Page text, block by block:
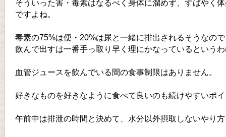
そういった害・毒素はなるべく身体に溜めず、すばやく
ですよね。
毒素の75%は便・20%は尿と一緒に排出されるそうなの
飲んで出すは一番手っ取り早く理にかなっているという
血管ジュースを飲んでいる間の食事制限はありません。
好きなものを好きなように食べて良いのも続けやすいポ
午前中は排泄の時間と決めて、水分以外摂取しないやり